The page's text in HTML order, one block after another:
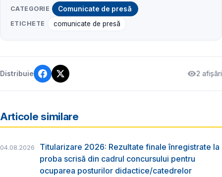
CATEGORIE Comunicate de presă
ETICHETE comunicate de presă
Distribuie 2 afișări
Articole similare
04.08.2026
Titularizare 2026: Rezultate finale înregistrate la
proba scrisă din cadrul concursului pentru
ocuparea posturilor didactice/catedrelor